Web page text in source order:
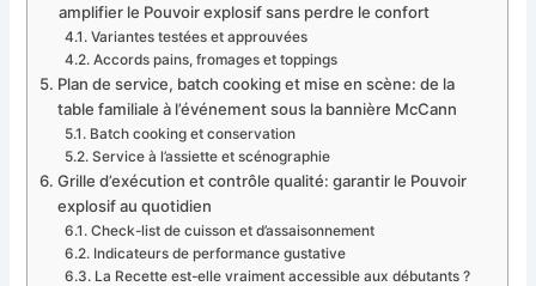
amplifier le Pouvoir explosif sans perdre le confort
Variantes testées et approuvées
Accords pains, fromages et toppings
Plan de service, batch cooking et mise en scène: de la
table familiale à l’événement sous la bannière McCann
Batch cooking et conservation
Service à l’assiette et scénographie
Grille d’exécution et contrôle qualité: garantir le Pouvoir
explosif au quotidien
Check-list de cuisson et d’assaisonnement
Indicateurs de performance gustative
La Recette est-elle vraiment accessible aux débutants ?